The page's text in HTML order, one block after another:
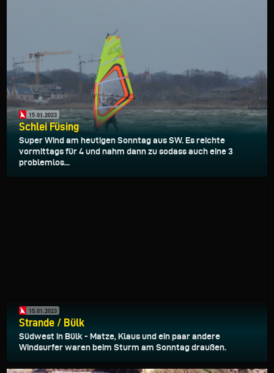
15.01.2023
Schlei Füsing
Super Wind am heutigen Sonntag aus SW. Es reichte
vormittags für 4 und nahm dann zu sodass auch eine 3
problemlos...
15.01.2023
Strande / Bülk
Südwest in Bülk - Matze, Klaus und ein paar andere
Windsurfer waren beim Sturm am Sonntag draußen.